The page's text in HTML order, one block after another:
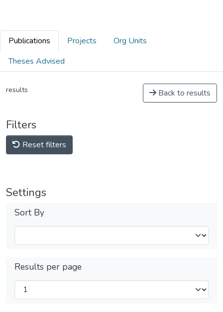
Publications Projects
Org Units
Theses Advised
results Back to results
Filters
Reset filters
Settings
Sort By
Results per page